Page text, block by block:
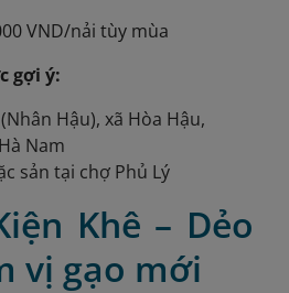
VND/nải tùy mùa
gợi ý:
Hậu), xã Hòa Hậu,
Nam
sản tại chợ Phủ Lý
Khê – Dẻo
vị gạo mới